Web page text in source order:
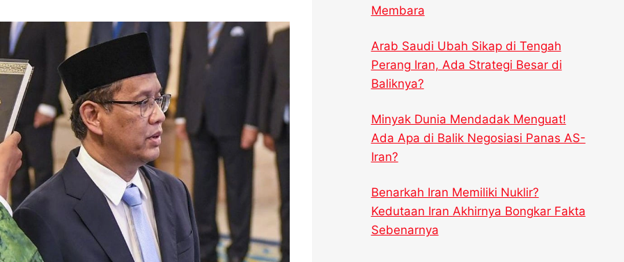
Membara
Arab Saudi Ubah Sikap di Tengah
Perang Iran, Ada Strategi Besar di
Baliknya?
Minyak Dunia Mendadak Menguat!
Ada Apa di Balik Negosiasi Panas AS-
Iran?
Benarkah Iran Memiliki Nuklir?
Kedutaan Iran Akhirnya Bongkar Fakta
Sebenarnya